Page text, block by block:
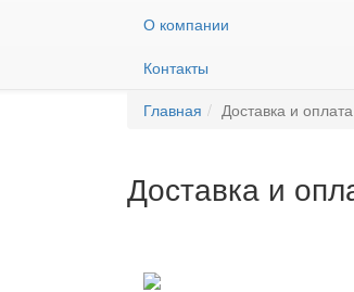
О компании
Контакты
Главная
Доставка и оплата
Доставка и